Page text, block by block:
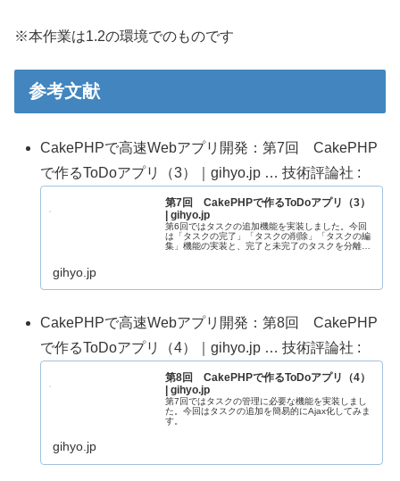
※本作業は1.2の環境でのものです
参考文献
CakePHPで高速Webアプリ開発：第7回 CakePHP
で作るToDoアプリ（3）｜gihyo.jp … 技術評論社 :
第7回 CakePHPで作るToDoアプリ（3）
| gihyo.jp
第6回ではタスクの追加機能を実装しました。今回
は「タスクの完了」「タスクの削除」「タスクの編
集」機能の実装と、完了と未完了のタスクを分離し
gihyo.jp
CakePHPで高速Webアプリ開発：第8回 CakePHP
で作るToDoアプリ（4）｜gihyo.jp … 技術評論社 :
第8回 CakePHPで作るToDoアプリ（4）
| gihyo.jp
第7回ではタスクの管理に必要な機能を実装しまし
た。今回はタスクの追加を簡易的にAjax化してみま
す。
gihyo.jp